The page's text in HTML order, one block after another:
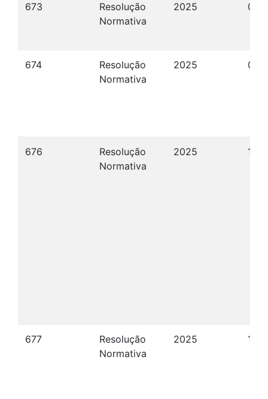
673
Resolução
Normativa
2025 06/
674
Resolução
Normativa
2025 06/
676
Resolução
Normativa
2025 12/
677
Resolução
Normativa
2025 12/